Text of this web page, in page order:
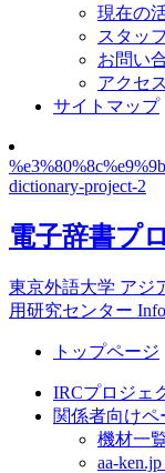
現在の
スタッフ
お問い
アクセス
サイトマップ
dictionary-project-2
電子辞書プ
東京外語大学 アジ
用研究センター
トップページ
IRCプロジェ
関係者向けペ
機材一
aa-